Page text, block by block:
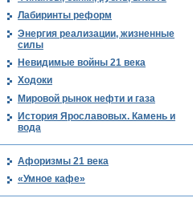
Лабиринты реформ
Энергия реализации, жизненные
силы
Невидимые войны 21 века
Ходоки
Мировой рынок нефти и газа
История Ярославовых. Камень и
вода
Афоризмы 21 века
«Умное кафе»